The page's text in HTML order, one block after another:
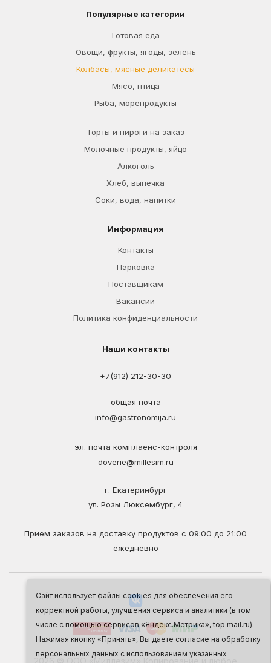
Сайт использует файлы cookies для обеспечения его
корректной работы, улучшения сервиса и аналитики (в том
числе с помощью сервисов «Яндекс.Метрика», top.mail.ru).
Нажимая кнопку «Принять», Вы даете согласие на обработку
персональных данных с использованием указанных
Популярные категории
Готовая еда
Овощи, фрукты, ягоды, зелень
Колбасы, мясные деликатесы
Мясо, птица
Рыба, морепродукты
Торты и пироги на заказ
Молочные продукты, яйцо
Алкоголь
Хлеб, выпечка
Соки, вода, напитки
Информация
Контакты
Парковка
Поставщикам
Вакансии
Политика конфиденциальности
Наши контакты
+7(912) 212-30-30
общая почта
info@gastronomija.ru
эл. почта комплаенс-контроля
doverie@millesim.ru
г. Екатеринбург
ул. Розы Люксембург, 4
Прием заказов на доставку продуктов с 09:00 до 21:00
ежедневно
2026 © ООО «Миллезим» Копирование и любое